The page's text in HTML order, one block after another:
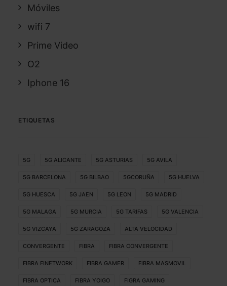
Móviles
wifi 7
Prime Video
O2
Iphone 16
ETIQUETAS
5G 5G ALICANTE 5G ASTURIAS 5G AVILA
5G BARCELONA 5G BILBAO 5GCORUÑA 5G HUELVA
5G HUESCA 5G JAEN 5G LEON 5G MADRID
5G MALAGA 5G MURCIA 5G TARIFAS 5G VALENCIA
5G VIZCAYA 5G ZARAGOZA ALTA VELOCIDAD
CONVERGENTE FIBRA FIBRA CONVERGENTE
FIBRA FINETWORK FIBRA GAMER FIBRA MASMOVIL
FIBRA OPTICA FIBRA YOIGO FIGRA GAMING